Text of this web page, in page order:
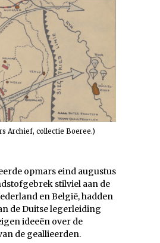
Archief, collectie Boeree.)
opmars eind augustus
stilviel aan de
en België, hadden
de Duitse legerleiding
ideeën over de
de geallieerden.